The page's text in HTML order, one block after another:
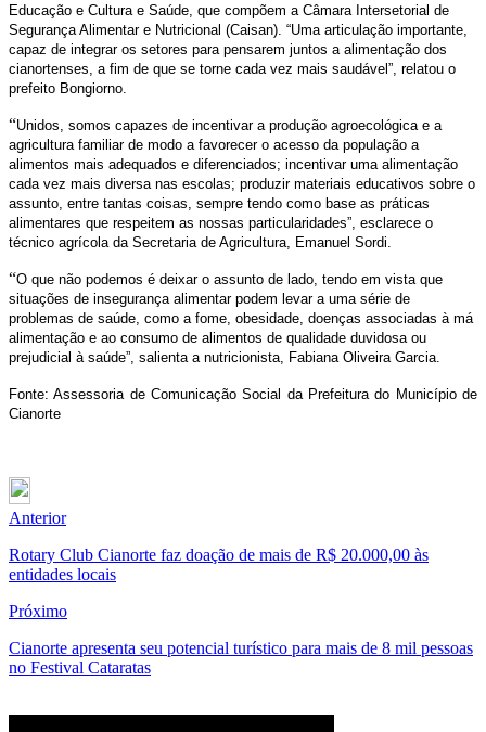
Educação e Cultura e Saúde, que compõem a Câmara Intersetorial de
Segurança Alimentar e Nutricional (Caisan). “Uma articulação importante,
capaz de integrar os setores para pensarem juntos a alimentação dos
cianortenses, a fim de que se torne cada vez mais saudável”, relatou o
prefeito Bongiorno.
“Unidos, somos capazes de incentivar a produção agroecológica e a
agricultura familiar de modo a favorecer o acesso da população a
alimentos mais adequados e diferenciados; incentivar uma alimentação
cada vez mais diversa nas escolas; produzir materiais educativos sobre o
assunto, entre tantas coisas, sempre tendo como base as práticas
alimentares que respeitem as nossas particularidades”, esclarece o
técnico agrícola da Secretaria de Agricultura, Emanuel Sordi.
“O que não podemos é deixar o assunto de lado, tendo em vista que
situações de insegurança alimentar podem levar a uma série de
problemas de saúde, como a fome, obesidade, doenças associadas à má
alimentação e ao consumo de alimentos de qualidade duvidosa ou
prejudicial à saúde”, salienta a nutricionista, Fabiana Oliveira Garcia.
Fonte: Assessoria de Comunicação Social da Prefeitura do Município de
Cianorte
Anterior
Rotary Club Cianorte faz doação de mais de R$ 20.000,00 às
entidades locais
Próximo
Cianorte apresenta seu potencial turístico para mais de 8 mil pessoas
no Festival Cataratas